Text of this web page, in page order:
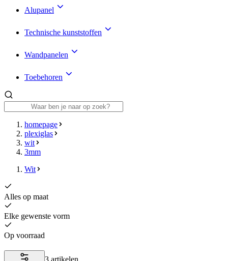
Alupanel
Technische kunststoffen
Wandpanelen
Toebehoren
homepage
plexiglas
wit
3mm
Wit
Alles op maat
Elke gewenste vorm
Op voorraad
3 artikelen